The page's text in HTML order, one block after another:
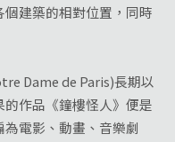
個建築的相對位置，同時
Dame de Paris)長期以
作品《鐘樓怪人》便是
電影、動畫、音樂劇